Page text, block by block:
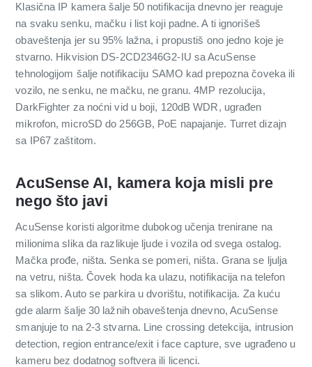
Klasična IP kamera šalje 50 notifikacija dnevno jer reaguje
na svaku senku, mačku i list koji padne. A ti ignorišeš
obaveštenja jer su 95% lažna, i propustiš ono jedno koje je
stvarno. Hikvision DS-2CD2346G2-IU sa AcuSense
tehnologijom šalje notifikaciju SAMO kad prepozna čoveka ili
vozilo, ne senku, ne mačku, ne granu. 4MP rezolucija,
DarkFighter za noćni vid u boji, 120dB WDR, ugrađen
mikrofon, microSD do 256GB, PoE napajanje. Turret dizajn
sa IP67 zaštitom.
AcuSense AI, kamera koja misli pre
nego što javi
AcuSense koristi algoritme dubokog učenja trenirane na
milionima slika da razlikuje ljude i vozila od svega ostalog.
Mačka prođe, ništa. Senka se pomeri, ništa. Grana se ljulja
na vetru, ništa. Čovek hoda ka ulazu, notifikacija na telefon
sa slikom. Auto se parkira u dvorištu, notifikacija. Za kuću
gde alarm šalje 30 lažnih obaveštenja dnevno, AcuSense
smanjuje to na 2-3 stvarna. Line crossing detekcija, intrusion
detection, region entrance/exit i face capture, sve ugrađeno u
kameru bez dodatnog softvera ili licenci.